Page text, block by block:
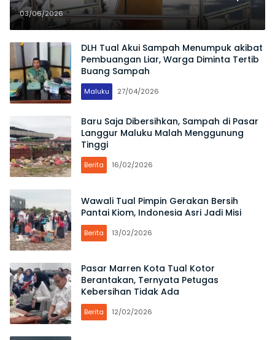
Soroti Rendahnya Kepedulian
terhadap Fasilitas Publik
03/06/2026
DLH Tual Akui Sampah Menumpuk akibat
Pembuangan Liar, Warga Diminta Tertib
Buang Sampah
Maluku 27/04/2026
Baru Saja Dibersihkan, Sampah di Pasar
Langgur Maluku Malah Menggunung
Tinggi
Berita 16/02/2026
Wawali Tual Pimpin Gerakan Bersih
Pantai Kiom, Indonesia Asri Jadi Misi
Berita 13/02/2026
Pasar Marren Kota Tual Kotor
Berantakan, Ternyata Petugas
Kebersihan Tidak Ada
Berita 12/02/2026